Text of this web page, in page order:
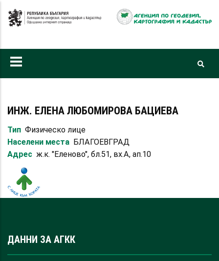
към
ИНЖ. ЕЛЕНА ЛЮБОМИРОВА БАЦИЕВА
Тип Физическо лице
Населени места БЛАГОЕВГРАД
Адрес ж.к. "Еленово", бл.51, вх.А, ап.10
ДАННИ ЗА АГКК